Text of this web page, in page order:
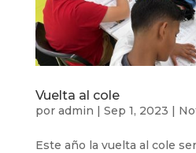
Vuelta al cole
por admin | Sep 1, 2023 |
Este año la vuelta al cole